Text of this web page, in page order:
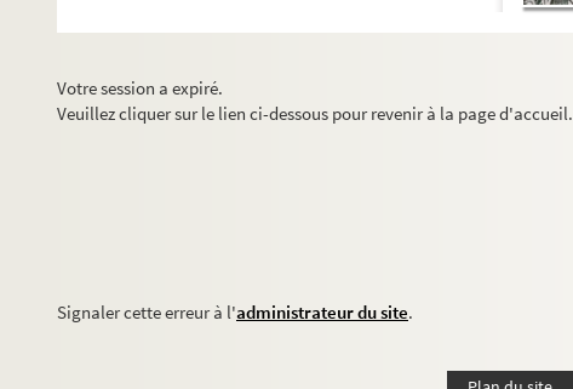
Votre session a expiré.
Veuillez cliquer sur le lien ci-dessous pour revenir à la page d'accueil.
Signaler cette erreur à l'administrateur du site.